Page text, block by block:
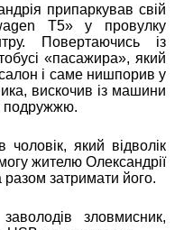
припаркував свій
T5» у провулку
Повертаючись із
«пасажира», який
і саме нишпорив у
вискочив із машини
подружжю.
який відволік
жителю Олександрії
разом затримати його.
зловмисник,